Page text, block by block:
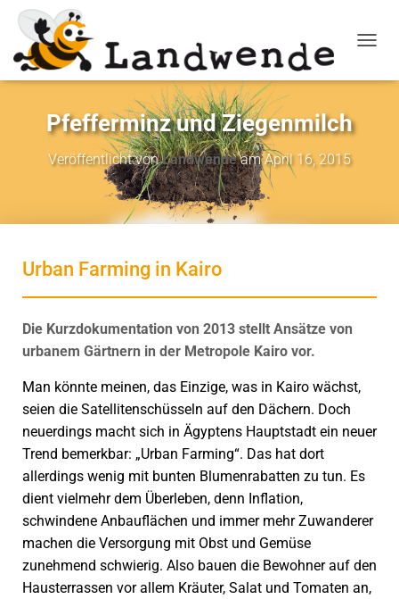
Pfefferminz und Ziegenmilch
Veröffentlicht vonLandwendeamApril 16, 2015
Urban Farming in Kairo
Die Kurzdokumentation von 2013 stellt Ansätze von
urbanem Gärtnern in der Metropole Kairo vor.
Man könnte meinen, das Einzige, was in Kairo wächst,
seien die Satellitenschüsseln auf den Dächern. Doch
neuerdings macht sich in Ägyptens Hauptstadt ein neuer
Trend bemerkbar: „Urban Farming“. Das hat dort
allerdings wenig mit bunten Blumenrabatten zu tun. Es
dient vielmehr dem Überleben, denn Inflation,
schwindene Anbauflächen und immer mehr Zuwanderer
machen die Versorgung mit Obst und Gemüse
zunehmend schwierig. Also bauen die Bewohner auf den
Hausterrassen vor allem Kräuter, Salat und Tomaten an,